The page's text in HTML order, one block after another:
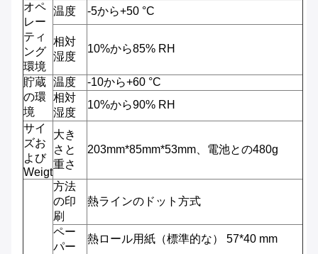
オペ
レー
ティ
ング
環境
温度 -5から+50 °C
相対
湿度
10%から85% RH
貯蔵
の環
境
温度
-10から+60 °C
相対
湿度
10%から90% RH
サイ
ズお
よび
Weigt
大き
さと
重さ
203mm*85mm*53mm、電池との480g
方法
の印
刷
熱ラインのドット方式
ペー
パー
熱ロール用紙（標準的な） 57*40 mm